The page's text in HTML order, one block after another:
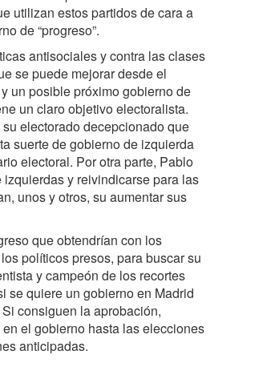
utilizan estos partidos de cara a
de “progreso”.
antisociales y contra las clases
se puede mejorar desde el
un posible próximo gobierno de
un claro objetivo electoralista.
electorado decepcionado que
suerte de gobierno de izquierda
electoral. Por otra parte, Pablo
y reivindicarse para las
unos y otros, su aumentar sus
que obtendrían con los
políticos presos, para buscar su
y campeón de los recortes
se quiere un gobierno en Madrid
consiguen la aprobación,
el gobierno hasta las elecciones
anticipadas.